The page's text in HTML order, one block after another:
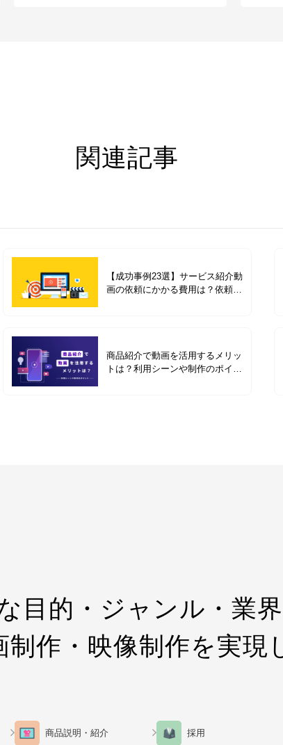
関連記事
【成功事例23選】サービス紹介動
画の依頼にかかる費用は？依頼前
商品紹介で動画を活用するメリッ
トは？利用シーンや制作のポイン
目的・ジャンル・業
制作・映像制作を実現
商品説明・紹介 採用